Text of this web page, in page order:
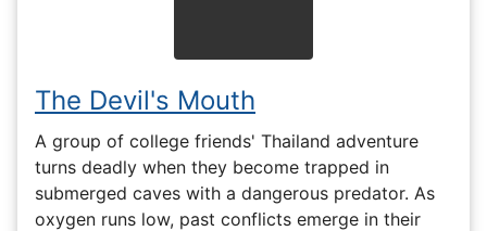
The Devil's Mouth
A group of college friends' Thailand adventure
turns deadly when they become trapped in
submerged caves with a dangerous predator. As
oxygen runs low, past conflicts emerge in their